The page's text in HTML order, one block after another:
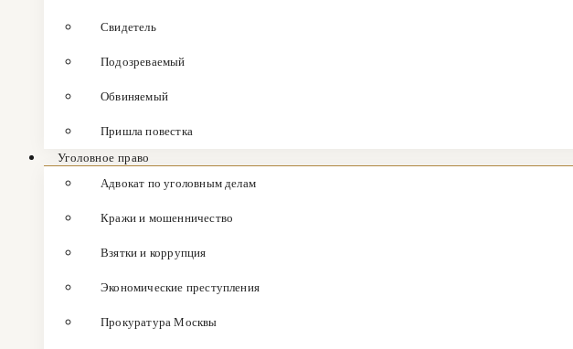
Свидетель
Подозреваемый
Обвиняемый
Пришла повестка
Уголовное право
Адвокат по уголовным делам
Кражи и мошенничество
Взятки и коррупция
Экономические преступления
Прокуратура Москвы